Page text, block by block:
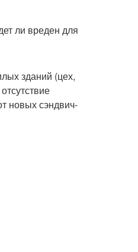
ли вреден для
зданий (цех,
новых сэндвич-